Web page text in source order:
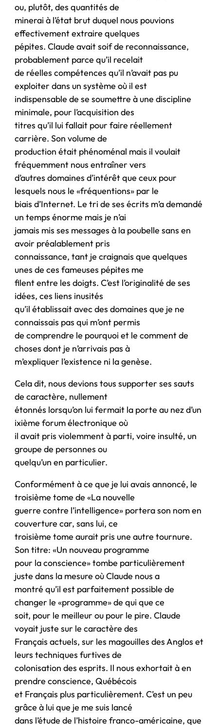
ou, plutôt, des quantités de
minerai à l’état brut duquel nous pouvions
effectivement extraire quelques
pépites. Claude avait soif de reconnaissance,
probablement parce qu’il recelait
de réelles compétences qu’il n’avait pas pu
exploiter dans un système où il est
indispensable de se soumettre à une discipline
minimale, pour l’acquisition des
titres qu’il lui fallait pour faire réellement
carrière. Son volume de
production était phénoménal mais il voulait
fréquemment nous entraîner vers
d’autres domaines d’intérêt que ceux pour
lesquels nous le «fréquentions» par le
biais d’Internet. Le tri de ses écrits m’a demandé
un temps énorme mais je n’ai
jamais mis ses messages à la poubelle sans en
avoir préalablement pris
connaissance, tant je craignais que quelques
unes de ces fameuses pépites me
filent entre les doigts. C’est l’originalité de ses
idées, ces liens inusités
qu’il établissait avec des domaines que je ne
connaissais pas qui m’ont permis
de comprendre le pourquoi et le comment de
choses dont je n’arrivais pas à
m’expliquer l’existence ni la genèse.
Cela dit, nous devions tous supporter ses sauts
de caractère, nullement
étonnés lorsqu’on lui fermait la porte au nez d’un
ixième forum électronique où
il avait pris violemment à parti, voire insulté, un
groupe de personnes ou
quelqu’un en particulier.
Conformément à ce que je lui avais annoncé, le
troisième tome de «La nouvelle
guerre contre l’intelligence» portera son nom en
couverture car, sans lui, ce
troisième tome aurait pris une autre tournure.
Son titre: «Un nouveau programme
pour la conscience» tombe particulièrement
juste dans la mesure où Claude nous a
montré qu’il est parfaitement possible de
changer le «programme» de qui que ce
soit, pour le meilleur ou pour le pire. Claude
voyait juste sur le caractère des
Français actuels, sur les magouilles des Anglos et
leurs techniques furtives de
colonisation des esprits. Il nous exhortait à en
prendre conscience, Québécois
et Français plus particulièrement. C’est un peu
grâce à lui que je me suis lancé
dans l’étude de l’histoire franco-américaine, que